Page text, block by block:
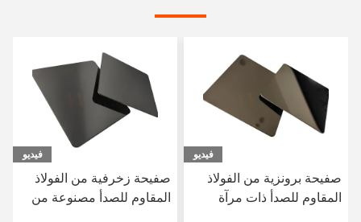
فيديو
صفيحة زخرفية من الفولاذ
المقاوم للصدأ مصنوعة من
فيديو
SS 316 ورقة الفولاذ المقاوم
للصدأ سوبر مرآة متينة